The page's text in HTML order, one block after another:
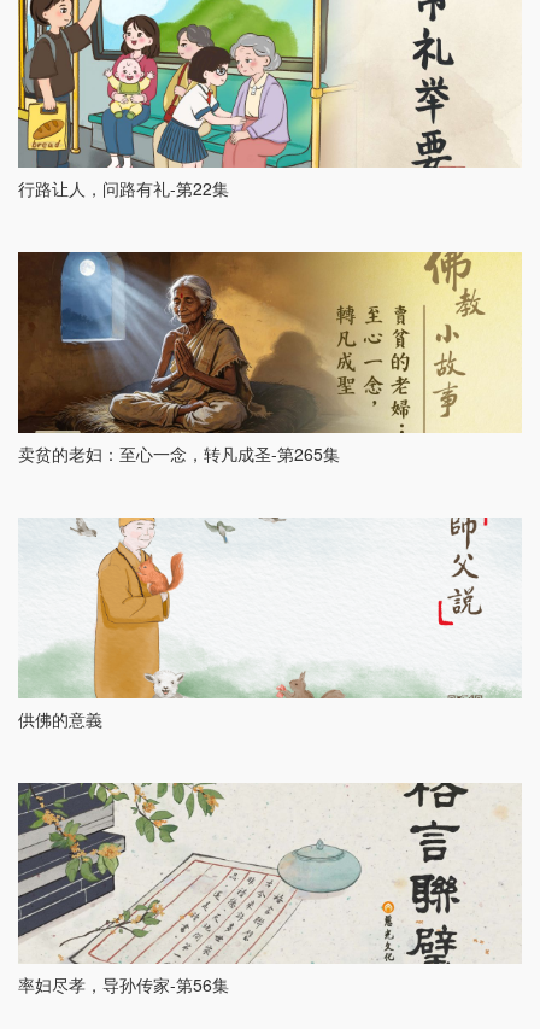
行路让人，问路有礼-第22集
卖贫的老妇：至心一念，转凡成圣-第265集
供佛的意義
率妇尽孝，导孙传家-第56集